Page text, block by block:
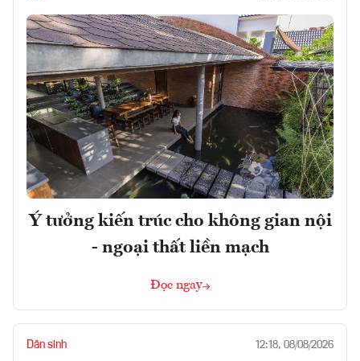
Ý tưởng kiến trúc cho không gian nội
- ngoại thất liền mạch
Đọc ngay
Dân sinh 12:18, 08/08/2026